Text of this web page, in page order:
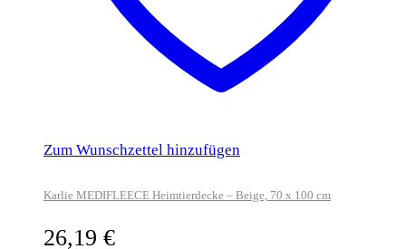
Zum Wunschzettel hinzufügen
Karlie MEDIFLEECE Heimtierdecke – Beige, 70 x 100 cm
26,19 €